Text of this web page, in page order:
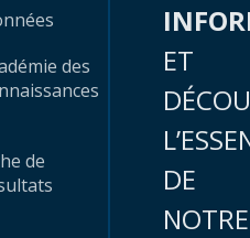
des
de
ET
DE
NOTRE